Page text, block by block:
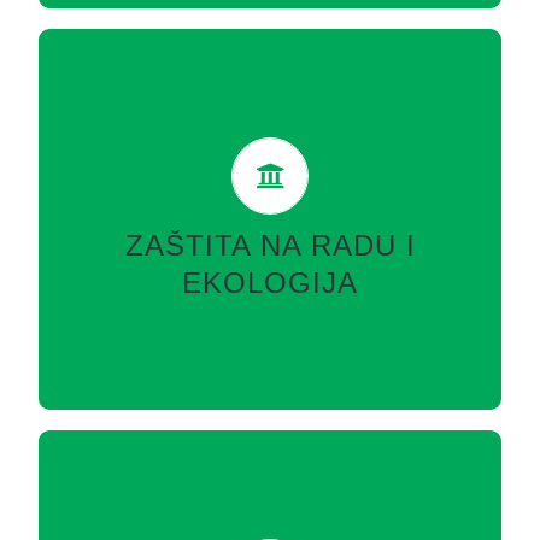
ZAŠTITA NA RADU I
EKOLOGIJA
Rudarski institut je jedna od ovlaštenih kompanija u
Bosni i Hercegovini koja se bavi poslovima zaštite